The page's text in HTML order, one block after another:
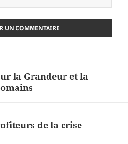
la Grandeur et la
de la crise